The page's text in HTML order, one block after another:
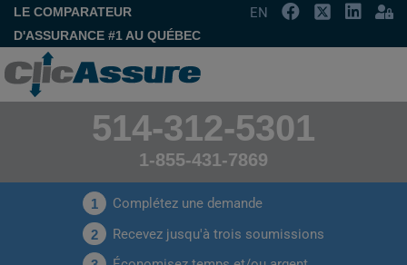
LE COMPARATEUR
D'ASSURANCE #1 AU QUÉBEC
EN
514-312-5301
1-855-431-7869
1 Complétez une demande
2 Recevez jusqu'à trois soumissions